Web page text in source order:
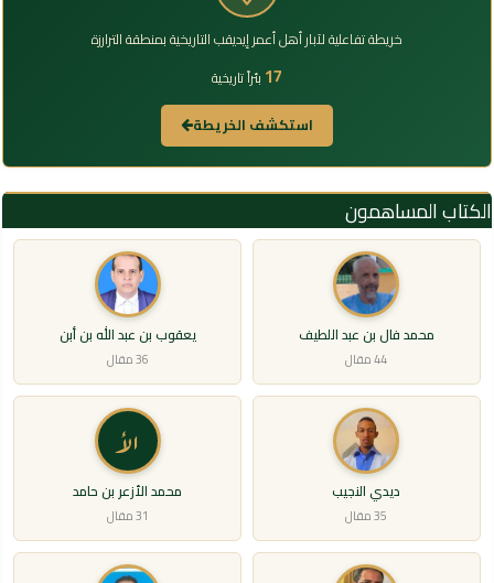
خريطة تفاعلية لآبار أهل أعمر إيديقب التاريخية بمنطقة الترارزة
17 بئراً تاريخية
استكشف الخريطة
الكتاب المساهمون
محمد فال بن عبد اللطيف
44 مقال
يعقوب بن عبد الله بن أبن
36 مقال
ديدي النجيب
35 مقال
الأ
محمد الأزعر بن حامد
31 مقال